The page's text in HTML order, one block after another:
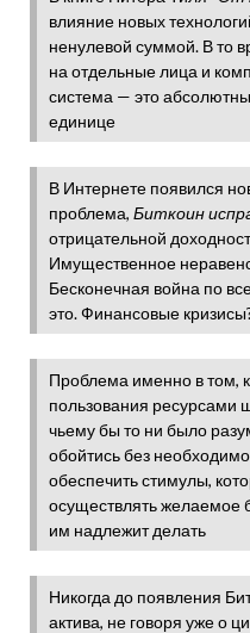
влияние новых
ненулевой суммой. В то
на отдельные лица и
система — это
единице
В Интернете появился
проблема, Биткоин
отрицательной
Имущественное
Бесконечная война по
это. Финансовые
Проблема именно в том,
пользования ресурсами
чьему бы то ни было
обойтись без
обеспечить стимулы,
осуществлять желаемое
им надлежит делать
Никогда до появления
актива, не говоря уже о